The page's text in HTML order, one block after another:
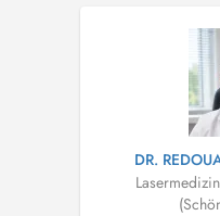
Janine Lemke ist
Ansprechpartnerin
DR.
Lasermedizin